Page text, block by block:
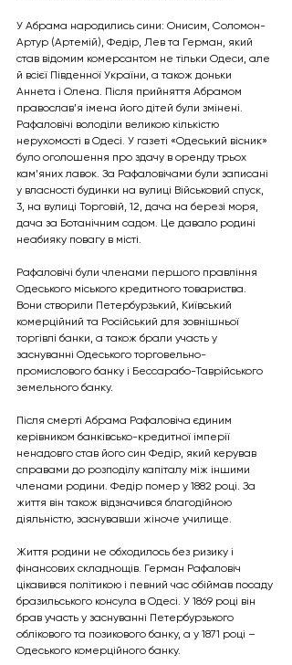
У Абрама народились сини: Онисим, Соломон-
Артур (Артемій), Федір, Лев та Герман, який
став відомим комерсантом не тільки Одеси, але
й всієї Південної України, а також доньки
Аннета і Олена. Після прийняття Абрамом
православ’я імена його дітей були змінені.
Рафаловічі володіли великою кількістю
нерухомості в Одесі. У газеті «Одеський вісник»
було оголошення про здачу в оренду трьох
кам’яних лавок. За Рафаловічами були записані
у власності будинки на вулиці Військовий спуск,
3, на вулиці Торговій, 12, дача на березі моря,
дача за Ботанічним садом. Це давало родині
неабияку повагу в місті.
Рафаловічі були членами першого правління
Одеського міського кредитного товариства.
Вони створили Петербурзький, Київський
комерційний та Російський для зовнішньої
торгівлі банки, а також брали участь у
заснуванні Одеського торговельно-
промислового банку і Бессарабо-Таврійського
земельного банку.
Після смерті Абрама Рафаловіча єдиним
керівником банківсько-кредитної імперії
ненадовго став його син Федір, який керував
справами до розподілу капіталу між іншими
членами родини. Федір помер у 1882 році. За
життя він також відзначився благодійною
діяльністю, заснувавши жіноче училище.
Життя родини не обходилось без ризику і
фінансових складнощів. Герман Рафаловіч
цікавився політикою і певний час обіймав посаду
бразильського консула в Одесі. У 1869 році він
брав участь у заснуванні Петербурзького
облікового та позикового банку, а у 1871 році –
Одеського комерційного банку.